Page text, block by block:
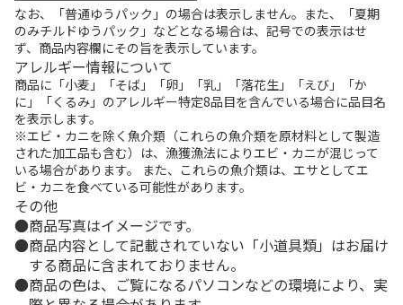
なお、「普通ゆうパック」の場合は表示しません。また、「夏期
のみチルドゆうパック」などとなる場合は、記号での表示はせ
ず、商品内容欄にその旨を表示しています。
アレルギー情報について
商品に「小麦」「そば」「卵」「乳」「落花生」「えび」「か
に」「くるみ」のアレルギー特定8品目を含んでいる場合に品目名
を表示します。
※エビ・カニを除く魚介類（これらの魚介類を原材料として製造
された加工品も含む）は、漁獲漁法によりエビ・カニが混じって
いる場合があります。 また、これらの魚介類は、エサとしてエ
ビ・カニを食べている可能性があります。
その他
商品写真はイメージです。
商品内容として記載されていない「小道具類」はお届け
する商品に含まれておりません。
商品の色は、ご覧になるパソコンなどの環境により、実